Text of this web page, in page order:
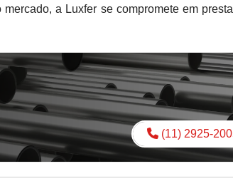
a Luxfer se compromete em
(11) 2925-